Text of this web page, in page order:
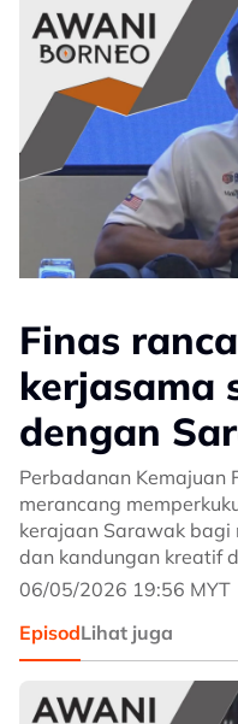
Finas
kerjasama
dengan
Perbadanan Kemajuan
merancang
kerajaan Sarawak bagi
dan kandungan kreatif
06/05/2026 19:56 MYT
EpisodLihat juga